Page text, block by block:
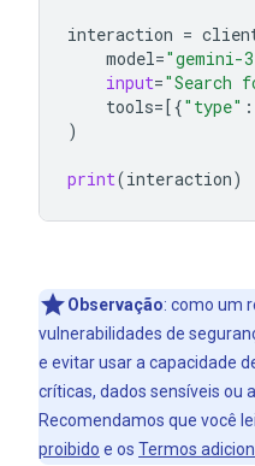
interaction =
model="gemini-
input="Search
tools=[{"type" :
)
print(interaction)
Observação: como um
vulnerabilidades de
e evitar usar a capacidade
críticas, dados sensíveis ou
Recomendamos que você
proibido e os Termos